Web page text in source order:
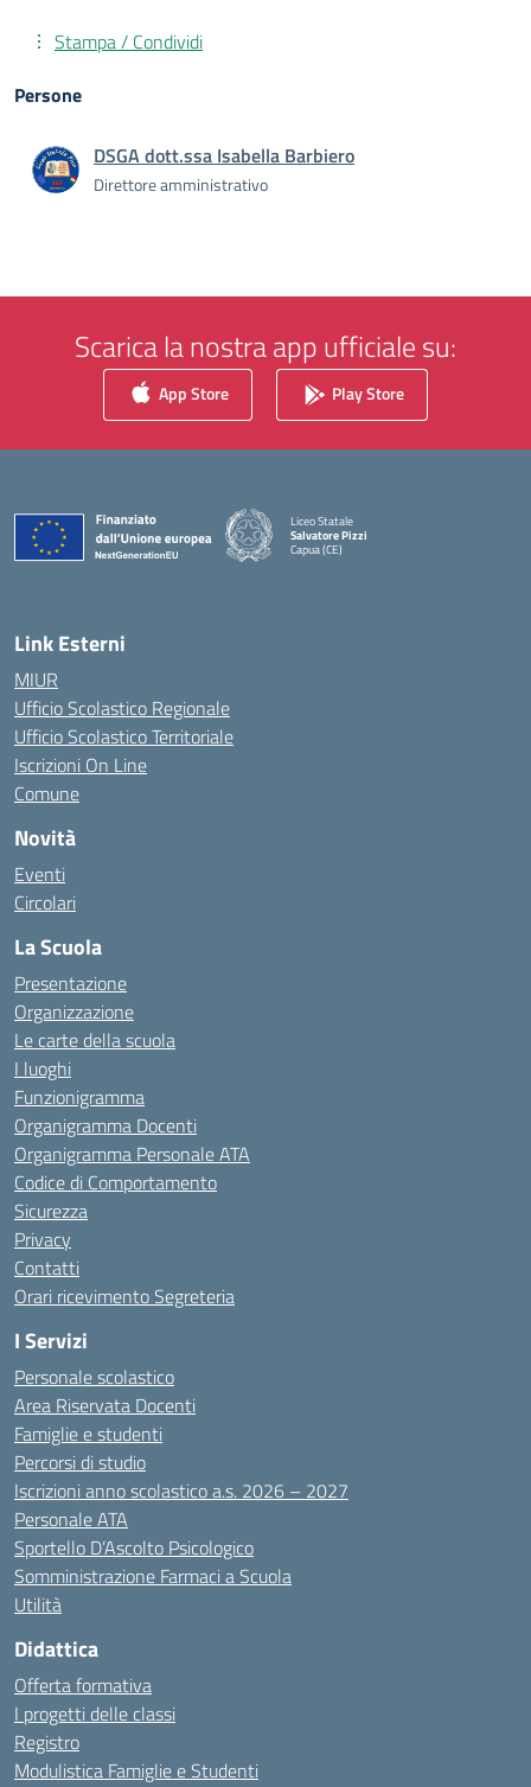
Stampa / Condividi
Persone
DSGA dott.ssa Isabella Barbiero
Direttore amministrativo
Scarica la nostra app ufficiale su:
App Store Play Store
Liceo Statale
Salvatore Pizzi
Capua (CE)
— Visita la pagina iniziale della scuola
Link Esterni
MIUR
Ufficio Scolastico Regionale
Ufficio Scolastico Territoriale
Iscrizioni On Line
Comune
Novità
Eventi
Circolari
La Scuola
Presentazione
Organizzazione
Le carte della scuola
I luoghi
Funzionigramma
Organigramma Docenti
Organigramma Personale ATA
Codice di Comportamento
Sicurezza
Privacy
Contatti
Orari ricevimento Segreteria
I Servizi
Personale scolastico
Area Riservata Docenti
Famiglie e studenti
Percorsi di studio
Iscrizioni anno scolastico a.s. 2026 – 2027
Personale ATA
Sportello D’Ascolto Psicologico
Somministrazione Farmaci a Scuola
Utilità
Didattica
Offerta formativa
I progetti delle classi
Registro
Modulistica Famiglie e Studenti